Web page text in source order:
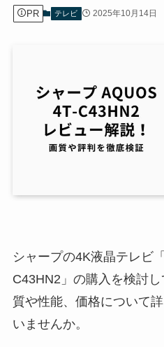
PR テレビ 2025年10月14日
シャープの4K液晶テレビ
C43HN2」の購入を検討
質や性能、価格について
いませんか。